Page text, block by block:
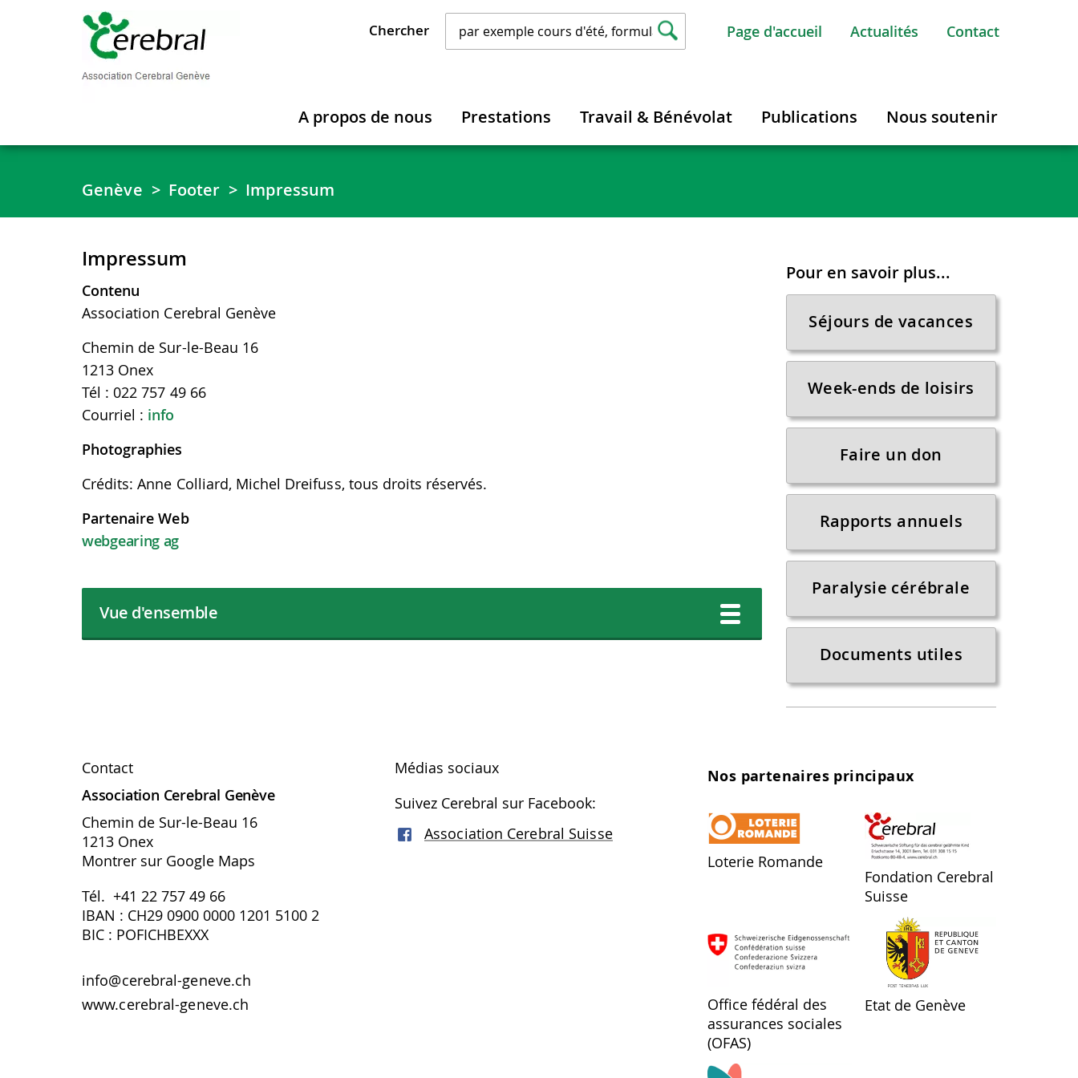
Chercher Page d'accueil Actualités Contact
A propos de nous Prestations Travail & Bénévolat Publications Nous soutenir
Genève Footer Impressum
Impressum
Contenu
Association Cerebral Genève
Chemin de Sur-le-Beau 16
1213 Onex
Tél : 022 757 49 66
Courriel : info
Photographies
Crédits: Anne Colliard, Michel Dreifuss, tous droits réservés.
Partenaire Web
webgearing ag
Vue d'ensemble
Pour en savoir plus...
Séjours de vacances
Week-ends de loisirs
Faire un don
Rapports annuels
Paralysie cérébrale
Documents utiles
Contact
Association Cerebral Genève
Chemin de Sur-le-Beau 16
1213 Onex
Montrer sur Google Maps
Tél. +41 22 757 49 66
IBAN : CH29 0900 0000 1201 5100 2
BIC : POFICHBEXXX
info@cerebral-geneve.ch
www.cerebral-geneve.ch
Médias sociaux
Suivez Cerebral sur Facebook:
Association Cerebral Suisse
Nos partenaires principaux
Loterie Romande
Fondation Cerebral
Suisse
Office fédéral des
assurances sociales
(OFAS)
Etat de Genève